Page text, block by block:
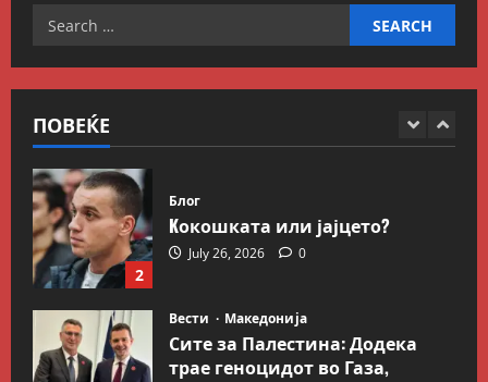
Search
ПОВЕЌЕ
Заливот и Израел како
2
Блог
Kокошката или јајцето?
July 26, 2026 0
Вести Македонија
Сите за Палестина: Додека
трае геноцидот во Газа,